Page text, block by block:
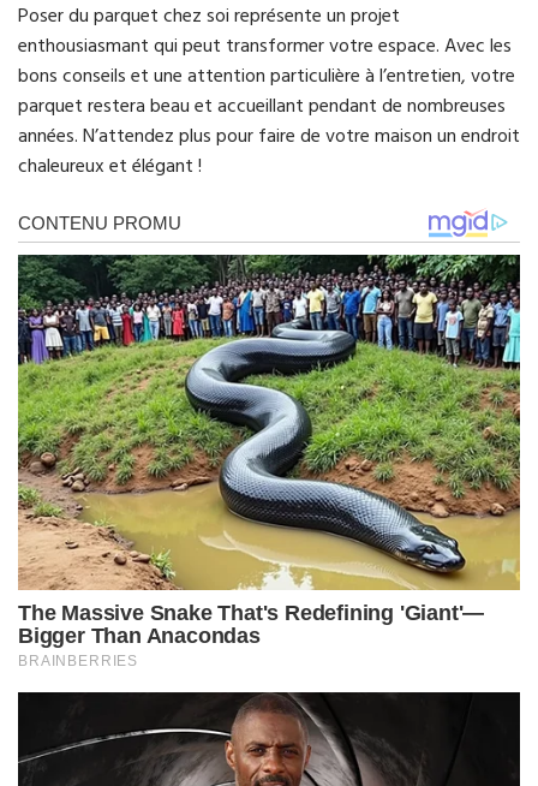
Poser du parquet chez soi représente un projet
enthousiasmant qui peut transformer votre espace. Avec les
bons conseils et une attention particulière à l’entretien, votre
parquet restera beau et accueillant pendant de nombreuses
années. N’attendez plus pour faire de votre maison un endroit
chaleureux et élégant !